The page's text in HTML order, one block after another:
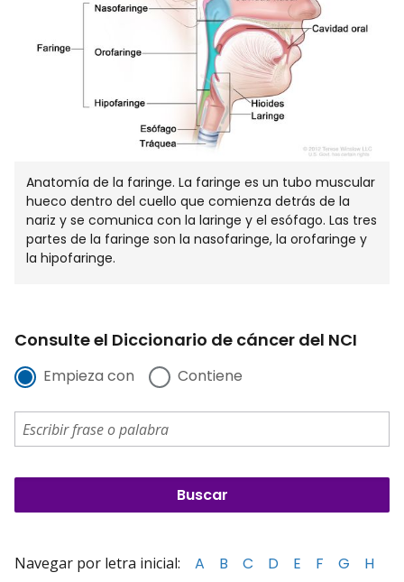
Anatomía de la faringe. La faringe es un tubo muscular
hueco dentro del cuello que comienza detrás de la
nariz y se comunica con la laringe y el esófago. Las tres
partes de la faringe son la nasofaringe, la orofaringe y
la hipofaringe.
Consulte el Diccionario de cáncer del NCI
Empieza con Contiene
Navegar por letra inicial: A B C D E F G
H